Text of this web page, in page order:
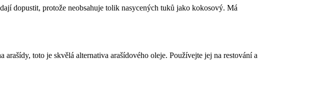
dopustit, protože neobsahuje tolik nasycených tuků jako kokosový. Má
toto je skvělá alternativa arašídového oleje. Používejte jej na restování a